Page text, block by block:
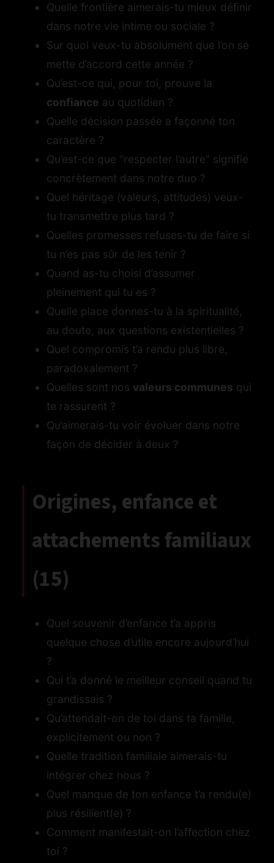
Quelle frontière aimerais-tu mieux définir
dans notre vie intime ou sociale ?
Sur quoi veux-tu absolument que l’on se
mette d’accord cette année ?
Qu’est-ce qui, pour toi, prouve la
confiance au quotidien ?
Quelle décision passée a façonné ton
caractère ?
Qu’est-ce que “respecter l’autre” signifie
concrètement dans notre duo ?
Quel héritage (valeurs, attitudes) veux-
tu transmettre plus tard ?
Quelles promesses refuses-tu de faire si
tu n’es pas sûr de les tenir ?
Quand as-tu choisi d’assumer
pleinement qui tu es ?
Quelle place donnes-tu à la spiritualité,
au doute, aux questions existentielles ?
Quel compromis t’a rendu plus libre,
paradoxalement ?
Quelles sont nos valeurs communes qui
te rassurent ?
Qu’aimerais-tu voir évoluer dans notre
façon de décider à deux ?
Origines, enfance et
attachements familiaux
(15)
Quel souvenir d’enfance t’a appris
quelque chose d’utile encore aujourd’hui
?
Qui t’a donné le meilleur conseil quand tu
grandissais ?
Qu’attendait-on de toi dans ta famille,
explicitement ou non ?
Quelle tradition familiale aimerais-tu
intégrer chez nous ?
Quel manque de ton enfance t’a rendu(e)
plus résilient(e) ?
Comment manifestait-on l’affection chez
toi ?